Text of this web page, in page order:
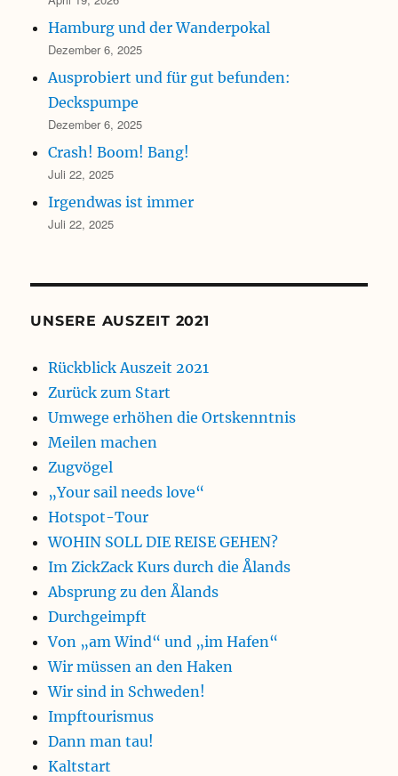
Hamburg und der Wanderpokal
Dezember 6, 2025
Ausprobiert und für gut befunden:
Deckspumpe
Dezember 6, 2025
Crash! Boom! Bang!
Juli 22, 2025
Irgendwas ist immer
Juli 22, 2025
UNSERE AUSZEIT 2021
Rückblick Auszeit 2021
Zurück zum Start
Umwege erhöhen die Ortskenntnis
Meilen machen
Zugvögel
„Your sail needs love“
Hotspot-Tour
WOHIN SOLL DIE REISE GEHEN?
Im ZickZack Kurs durch die Ålands
Absprung zu den Ålands
Durchgeimpft
Von „am Wind“ und „im Hafen“
Wir müssen an den Haken
Wir sind in Schweden!
Impftourismus
Dann man tau!
Kaltstart